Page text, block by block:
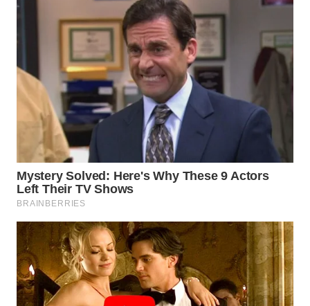
WN
SOLO
WN
BOROBUDUR
WN
MADURA
WN
SURABAYA
WN
NATUNA